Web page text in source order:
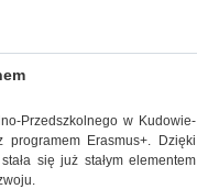
Przedszkolnego w Kudowie-
programem Erasmus+. Dzięki
się już stałym elementem